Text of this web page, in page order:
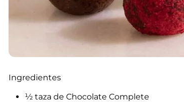
Ingredientes
½ taza de Chocolate Complete